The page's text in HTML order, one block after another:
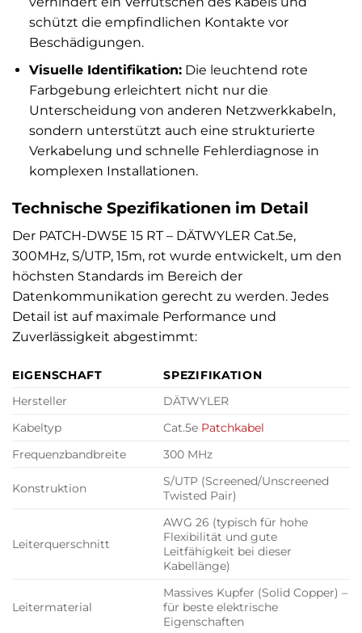
schützt die empfindlichen Kontakte vor
Beschädigungen.
Visuelle Identifikation:Die leuchtend rote
Farbgebung erleichtert nicht nur die
Unterscheidung von anderen Netzwerkkabeln,
sondern unterstützt auch eine strukturierte
Verkabelung und schnelle Fehlerdiagnose in
komplexen Installationen.
Technische Spezifikationen im Detail
Der PATCH-DW5E 15 RT – DÄTWYLER Cat.5e,
300MHz, S/UTP, 15m, rot wurde entwickelt, um den
höchsten Standards im Bereich der
Datenkommunikation gerecht zu werden. Jedes
Detail ist auf maximale Performance und
Zuverlässigkeit abgestimmt:
EIGENSCHAFT
SPEZIFIKATION
Hersteller
DÄTWYLER
Kabeltyp
Cat.5e Patchkabel
Frequenzbandbreite
300 MHz
Konstruktion
S/UTP (Screened/Unscreened
Twisted Pair)
Leiterquerschnitt
AWG 26 (typisch für hohe
Flexibilität und gute
Leitfähigkeit bei dieser
Kabellänge)
Leitermaterial
Massives Kupfer (Solid Copper) –
für beste elektrische
Eigenschaften